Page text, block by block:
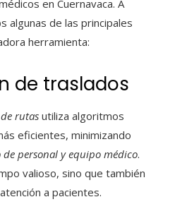
en Cuernavaca. A
algunas de las principales
herramienta:
de traslados
rutas utiliza algoritmos
eficientes, minimizando
personal y equipo médico.
valioso, sino que también
a pacientes.